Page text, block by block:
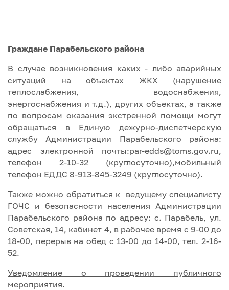
Граждане Парабельского района
В случае возникновения каких - либо аварийных
ситуаций на объектах ЖКХ (нарушение
теплослабжения, водоснабжения,
энергоснабжения и т.д.), других объектах, а также
по вопросам оказания экстренной помощи могут
обращаться в Единую дежурно-диспетчерскую
службу Администрации Парабельского района:
адрес электронной почты:par-edds@toms.gov.ru,
телефон 2-10-32 (круглосуточно),мобильный
телефон ЕДДС 8-913-845-3249 (круглосуточно).
Также можно обратиться к ведущему специалисту
ГОЧС и безопасности населения Администрации
Парабельского района по адресу: с. Парабель, ул.
Советская, 14, кабинет 4, в рабочее время с 9-00 до
18-00, перерыв на обед с 13-00 до 14-00, тел. 2-16-
52.
Уведомление о проведении публичного
мероприятия.